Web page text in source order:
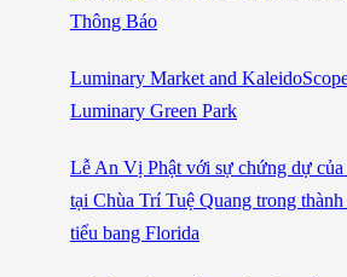
Thông Báo
Luminary Market and
Luminary Green Park
Lễ An Vị Phật với sự chứng dự
tại Chùa Trí Tuệ Quang trong
tiểu bang Florida